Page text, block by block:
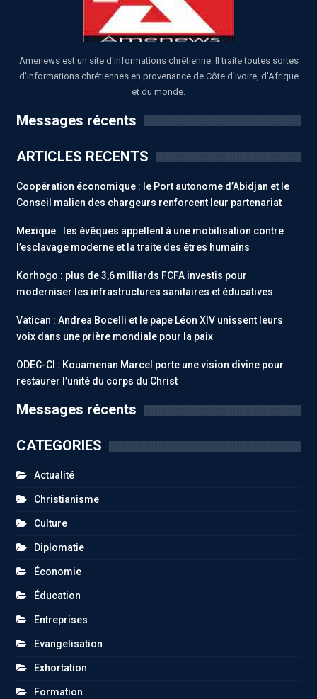
Amenews est un site d'informations chrétienne. Il traite toutes sortes
d'informations chrétiennes en provenance de Côte d'Ivoire, d'Afrique
et du monde.
Messages récents
ARTICLES RECENTS
Coopération économique : le Port autonome d’Abidjan et le
Conseil malien des chargeurs renforcent leur partenariat
Mexique : les évêques appellent à une mobilisation contre
l’esclavage moderne et la traite des êtres humains
Korhogo : plus de 3,6 milliards FCFA investis pour
moderniser les infrastructures sanitaires et éducatives
Vatican : Andrea Bocelli et le pape Léon XIV unissent leurs
voix dans une prière mondiale pour la paix
ODEC-CI : Kouamenan Marcel porte une vision divine pour
restaurer l’unité du corps du Christ
Messages récents
CATEGORIES
Actualité
Christianisme
Culture
Diplomatie
Économie
Éducation
Entreprises
Evangelisation
Exhortation
Formation